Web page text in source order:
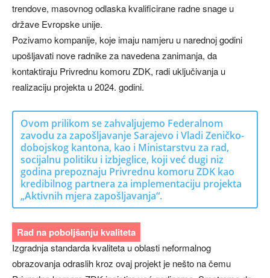
trendove, masovnog odlaska kvalificirane radne snage u
države Evropske unije.
Pozivamo kompanije, koje imaju namjeru u narednoj godini
upošljavati nove radnike za navedena zanimanja, da
kontaktiraju Privrednu komoru ZDK, radi uključivanja u
realizaciju projekta u 2024. godini.
Ovom prilikom se zahvaljujemo Federalnom
zavodu za zapošljavanje Sarajevo i Vladi Zeničko-
dobojskog kantona, kao i Ministarstvu za rad,
socijalnu politiku i izbjeglice, koji već dugi niz
godina prepoznaju Privrednu komoru ZDK kao
kredibilnog partnera za implementaciju projekta
„Aktivnih mjera zapošljavanja“.
Rad na poboljšanju kvaliteta
Izgradnja standarda kvaliteta u oblasti neformalnog
obrazovanja odraslih kroz ovaj projekt je nešto na čemu